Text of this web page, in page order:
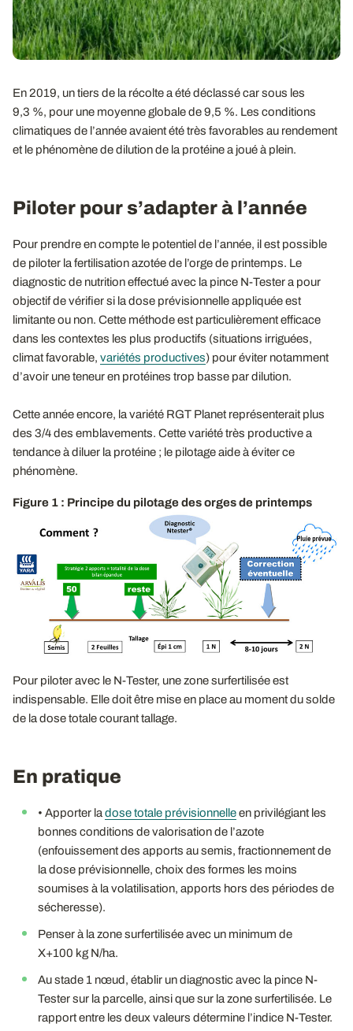
En 2019, un tiers de la récolte a été déclassé car sous les
9,3 %, pour une moyenne globale de 9,5 %. Les conditions
climatiques de l’année avaient été très favorables au rendement
et le phénomène de dilution de la protéine a joué à plein.
Piloter pour s’adapter à l’année
Pour prendre en compte le potentiel de l’année, il est possible
de piloter la fertilisation azotée de l’orge de printemps. Le
diagnostic de nutrition effectué avec la pince N-Tester a pour
objectif de vérifier si la dose prévisionnelle appliquée est
limitante ou non. Cette méthode est particulièrement efficace
dans les contextes les plus productifs (situations irriguées,
climat favorable, variétés productives) pour éviter notamment
d’avoir une teneur en protéines trop basse par dilution.
Cette année encore, la variété RGT Planet représenterait plus
des 3/4 des emblavements. Cette variété très productive a
tendance à diluer la protéine ; le pilotage aide à éviter ce
phénomène.
Figure 1 : Principe du pilotage des orges de printemps
Pour piloter avec le N-Tester, une zone surfertilisée est
indispensable. Elle doit être mise en place au moment du solde
de la dose totale courant tallage.
En pratique
• Apporter ladose totale prévisionnelleen privilégiant les
bonnes conditions de valorisation de l’azote
(enfouissement des apports au semis, fractionnement de
la dose prévisionnelle, choix des formes les moins
soumises à la volatilisation, apports hors des périodes de
sécheresse).
Penser à la zone surfertilisée avec un minimum de
X+100 kg N/ha.
Au stade 1 nœud, établir un diagnostic avec la pince N-
Tester sur la parcelle, ainsi que sur la zone surfertilisée. Le
rapport entre les deux valeurs détermine l’indice N-Tester.